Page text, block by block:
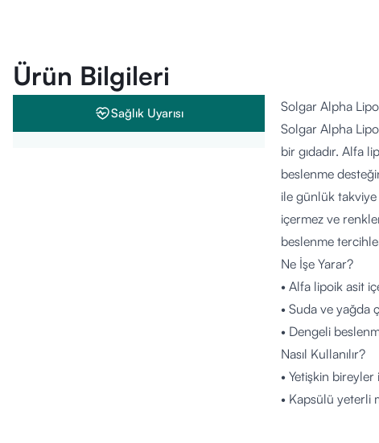
Ürün Bilgileri
Sağlık Uyarısı
Solgar Alpha
Solgar Alpha
bir gıdadır. Alfa
beslenme
ile günlük
içermez ve
beslenme
Ne İşe Yarar?
• Alfa lipoik asit
• Suda ve yağda
• Dengeli
Nasıl Kullanılır?
• Yetişkin
• Kapsülü yeterli